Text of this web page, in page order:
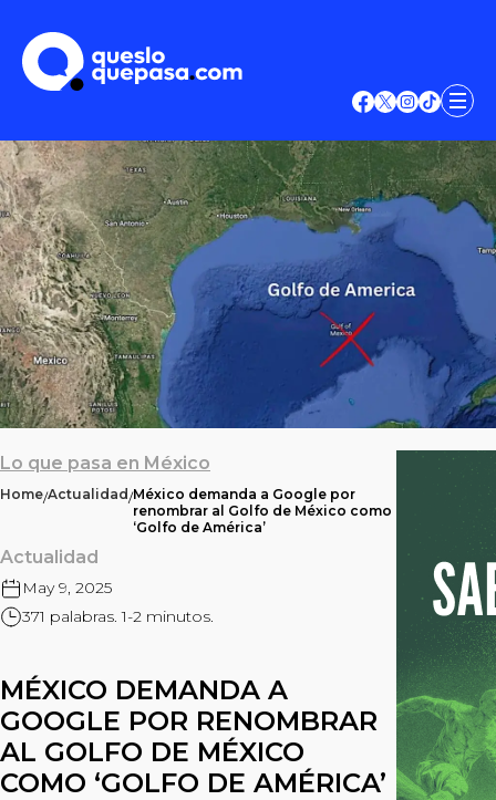
Lo que pasa en México
Home/Actualidad/México demanda a Google por
renombrar al Golfo de México como
‘Golfo de América’
Actualidad
May 9, 2025
371 palabras. 1-2 minutos.
MÉXICO DEMANDA A
GOOGLE POR RENOMBRAR
AL GOLFO DE MÉXICO
COMO ‘GOLFO DE AMÉRICA’